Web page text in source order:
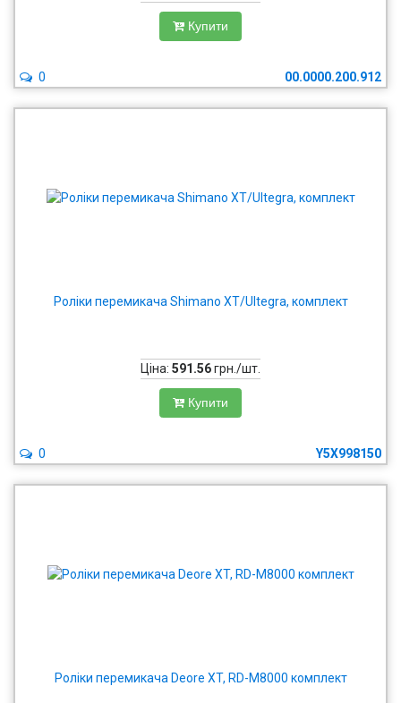
Купити
00.0000.200.912
0
Роліки перемикача Shimano XT/Ultegra, комплект
Ціна: 591.56грн./шт.
Купити
Y5X998150
0
Роліки перемикача Deore XT, RD-M8000 комплект